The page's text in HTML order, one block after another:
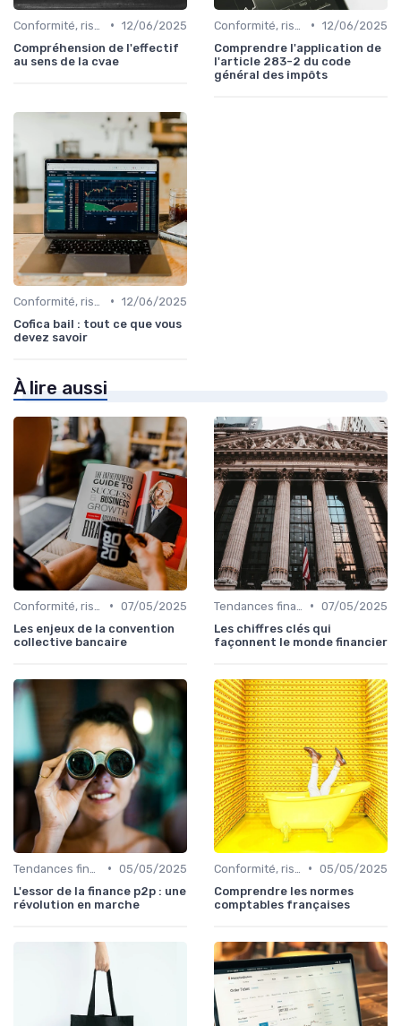
• 12/06/2025
Compréhension de l'effectif
au sens de la cvae
• 12/06/2025
Comprendre l'application de
l'article 283-2 du code
général des impôts
• 12/06/2025
Cofica bail : tout ce que vous
devez savoir
À lire aussi
• 07/05/2025
Les enjeux de la convention
collective bancaire
• 07/05/2025
Les chiffres clés qui
façonnent le monde financier
• 05/05/2025
L'essor de la finance p2p : une
révolution en marche
• 05/05/2025
Comprendre les normes
comptables françaises